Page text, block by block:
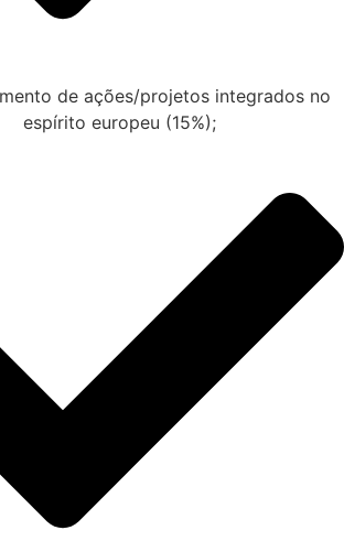
de ações/projetos integrados no
espírito europeu (15%);